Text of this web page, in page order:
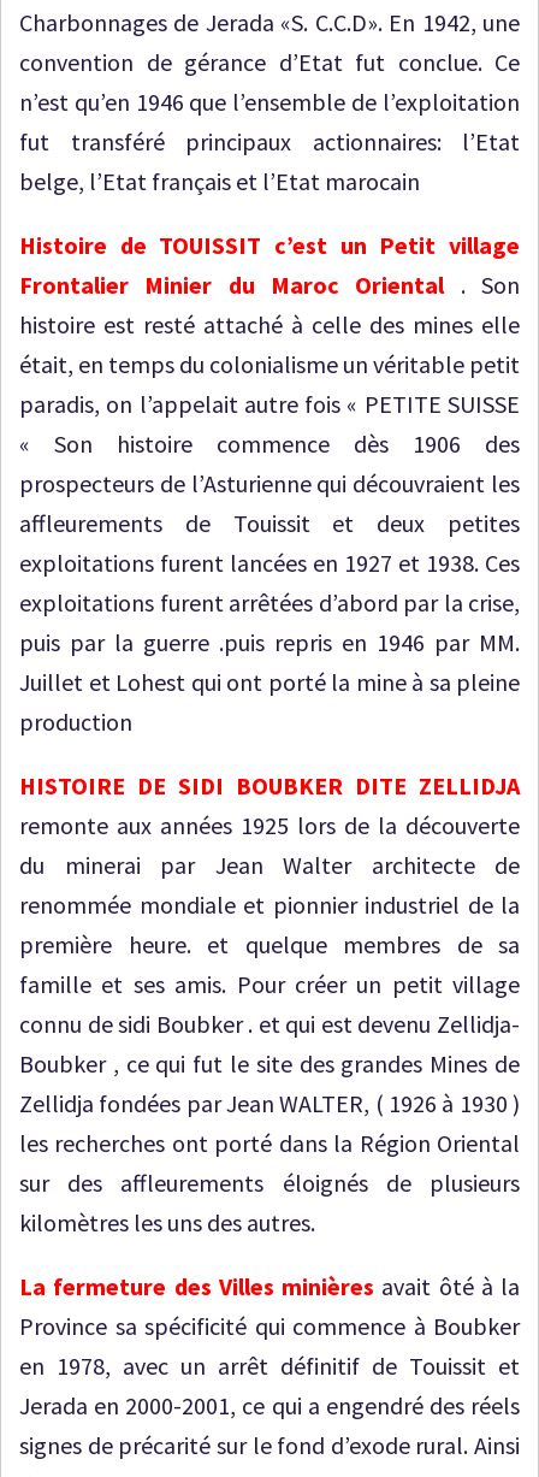
Charbonnages de Jerada «S. C.C.D». En 1942, une
convention de gérance d’Etat fut conclue. Ce
n’est qu’en 1946 que l’ensemble de l’exploitation
fut transféré principaux actionnaires: l’Etat
belge, l’Etat français et l’Etat marocain
Histoire de TOUISSIT c’est un Petit village
Frontalier Minier du Maroc Oriental. Son
histoire est resté attaché à celle des mines elle
était, en temps du colonialisme un véritable petit
paradis, on l’appelait autre fois « PETITE SUISSE
« Son histoire commence dès 1906 des
prospecteurs de l’Asturienne qui découvraient les
affleurements de Touissit et deux petites
exploitations furent lancées en 1927 et 1938. Ces
exploitations furent arrêtées d’abord par la crise,
puis par la guerre .puis repris en 1946 par MM.
Juillet et Lohest qui ont porté la mine à sa pleine
production
HISTOIRE DE SIDI BOUBKER DITE ZELLIDJA
remonte aux années 1925 lors de la découverte
du minerai par Jean Walter architecte de
renommée mondiale et pionnier industriel de la
première heure. et quelque membres de sa
famille et ses amis. Pour créer un petit village
connu de sidi Boubker . et qui est devenu Zellidja-
Boubker , ce qui fut le site des grandes Mines de
Zellidja fondées par Jean WALTER, ( 1926 à 1930 )
les recherches ont porté dans la Région Oriental
sur des affleurements éloignés de plusieurs
kilomètres les uns des autres.
La fermeture des Villes minières avait ôté à la
Province sa spécificité qui commence à Boubker
en 1978, avec un arrêt définitif de Touissit et
Jerada en 2000-2001, ce qui a engendré des réels
signes de précarité sur le fond d’exode rural. Ainsi